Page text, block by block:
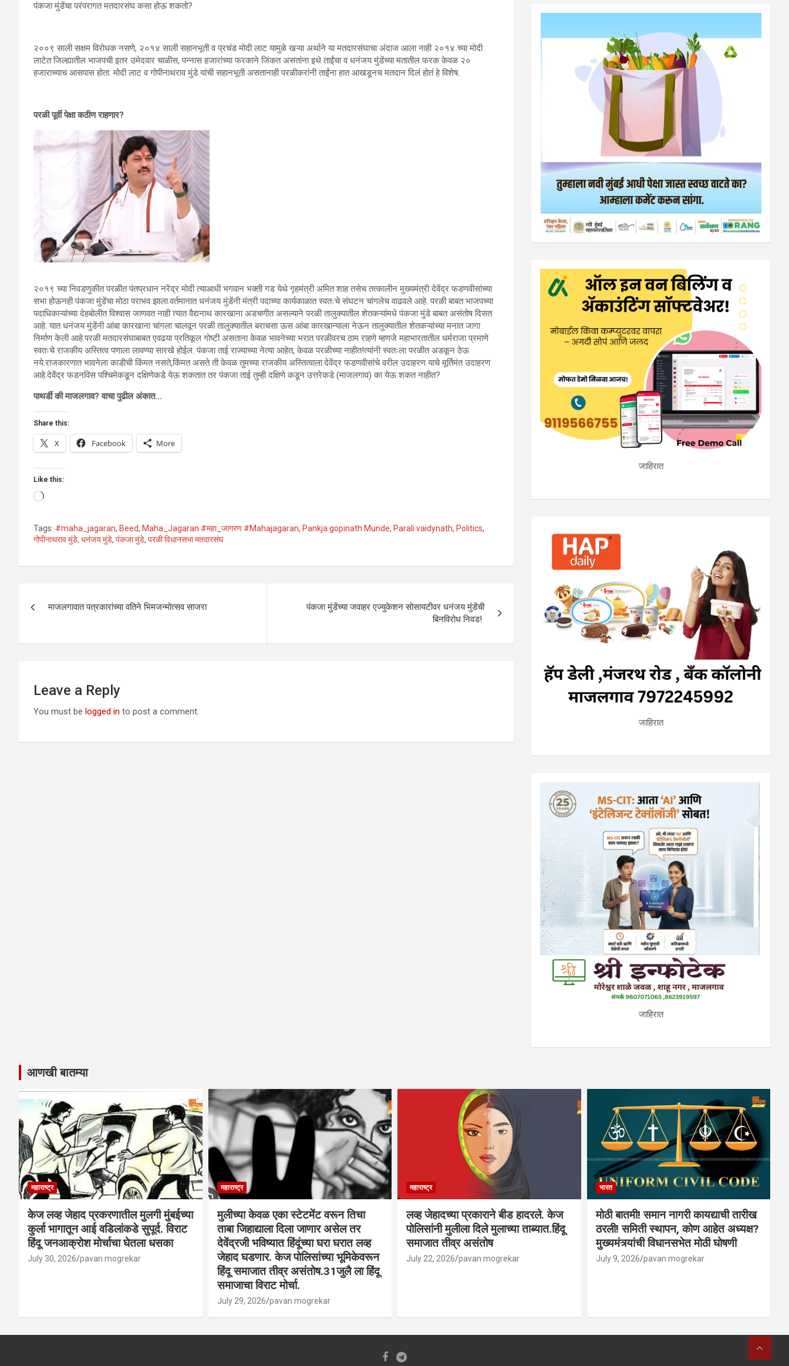
पंकजा मुंडेंचा परंपरागत मतदारसंघ कसा होऊ शकतो?
२००९ साली सक्षम विरोधक नसणे, २०१४ साली सहानभूती व प्रचंड मोदी लाट यामुळे खऱ्या अर्थाने या मतदारसंघाचा अंदाज आला नाही २०१४ च्या मोदी
लाटेत जिल्ह्यातील भाजपची इतर उमेदवार चाळीस, पन्नास हजारांच्या फरकाने जिंकत असतांना इथे ताईंचा व धनंजय मुंडेंच्या मतातील फरक केवळ २०
हजाराच्याच आसपास होता. मोदी लाट व गोपीनाथराव मुंडे यांची सहानभूती असतानाही परळीकरांनी ताईंना हात आखडूनच मतदान दिलं होतं हे विशेष.
परळी पूर्वी पेक्षा कठीण राहणार?
२०१९ च्या निवडणुकीत परळीत पंतप्रधान नरेंद्र मोदी त्याआधी भगवान भक्ती गड येथे गृहमंत्री अमित शाह तसेच तत्कालीन मुख्यमंत्री देवेंद्र फडणवीसांच्या
सभा होऊनही पंकजा मुंडेंचा मोठा पराभव झाला.वर्तमानात धनंजय मुंडेंनी मंत्री पदाच्या कार्यकाळात स्वतःचे संघटन चांगलेच वाढवले आहे. परळी बाबत भाजपच्या
पदाधिकाऱ्यांच्या देहबोलीत विश्वास जाणवत नाही त्यात वैद्यनाथ कारखाना अडचणीत असल्याने परळी तालुक्यातील शेतकऱ्यांमधे पंकजा मुंडे बाबत असंतोष दिसत
आहे. यात धनंजय मुंडेंनी आंबा कारखाना चांगला चालवून परळी तालुक्यातील बराचसा ऊस आंबा कारखान्याला नेऊन तालुक्यातील शेतकऱ्यांच्या मनात जागा
निर्माण केली आहे.परळी मतदारसंघाबाबत एवढया प्रतिकूल गोष्टी असताना केवळ भावनेच्या भरात परळीवरच ठाम राहणे म्हणजे महाभारतातील धर्मराजा प्रमाणे
स्वतःचे राजकीय अस्तित्व पणाला लावण्या सारखे होईल. पंकजा ताई राज्याच्या नेत्या आहेत, केवळ परळीच्या नाहीत!त्यांनी स्वतःला परळीत अडकून ठेऊ
नये.राजकारणात भावनेला काडीची किंमत नसते,किंमत असते ती केवळ तुमच्या राजकीय अस्तित्वाला.देवेंद्र फडणवीसांचे वरील उदाहरण याचे मूर्तिमंत उदाहरण
आहे.देवेंद्र फडनविस पश्चिमेकडून दक्षिणेकडे येऊ शकतात तर पंकजा ताई तुम्ही दक्षिणे कडून उत्तरेकडे (माजलगाव) का येऊ शकत नाहीत?
पाथर्डी की माजलगाव?वाचा पुढील अंकात…
Share this:
X Facebook More
Like this:
Loading…
Tags: #maha_jagaran, Beed, Maha_Jagaran #महा_जागरण #Mahajagaran, Pankja gopinath Munde, Parali vaidynath, Politics,
गोपीनाथराव मुंडे, धनंजय मुंडे, पंकजा मुंडे, परळी विधानसभा मतदारसंघ
navigation
माजलगावात पत्रकारांच्या वतिने भिमजन्मोत्सव साजरा
पंकजा मुंडेंच्या जवाहर एज्युकेशन सोसायटीवर धनंजय मुंडेंची
बिनविरोध निवड!
Leave a Reply
You must be logged in to post a comment.
जाहिरात
जाहिरात
जाहिरात
आणखी बातम्या
महाराष्ट्र
केज लव्ह जेहाद प्रकरणातील मुलगी मुंबईच्या
कुर्ला भागातून आई वडिलांकडे सुपूर्द. विराट
हिंदू जनआक्रोश मोर्चाचा घेतला धसका
July 30, 2026 pavan mogrekar
महाराष्ट्र
मुलीच्या केवळ एका स्टेटमेंट वरून तिचा
ताबा जिहाद्याला दिला जाणार असेल तर
देवेंद्रजी भविष्यात हिंदूंच्या घरा घरात लव्ह
जेहाद घडणार. केज पोलिसांच्या भूमिकेवरून
हिंदू समाजात तीव्र असंतोष.31जुलै ला हिंदू
समाजाचा विराट मोर्चा.
July 29, 2026 pavan mogrekar
महाराष्ट्र
लव्ह जेहादच्या प्रकाराने बीड हादरले. केज
पोलिसांनी मुलीला दिले मुलाच्या ताब्यात.हिंदू
समाजात तीव्र असंतोष
July 22, 2026 pavan mogrekar
भारत
मोठी बातमी! समान नागरी कायद्याची तारीख
ठरली! समिती स्थापन, कोण आहेत अध्यक्ष?
मुख्यमंत्र्यांची विधानसभेत मोठी घोषणी
July 9, 2026 pavan mogrekar